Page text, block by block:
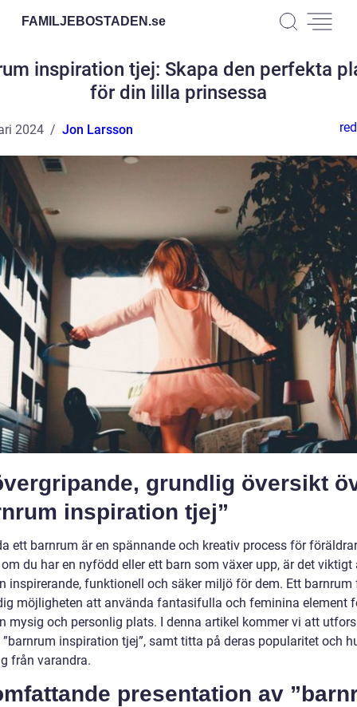
FAMILJEBOSTADEN.se
inspiration tjej: Skapa den perfekta
för din lilla prinsessa
2024 Jon Larsson
grundlig översikt
inspiration tjej”
ett barnrum är en spännande och kreativ process för
du har en nyfödd eller ett barn som växer upp, är det viktigt
inspirerande, funktionell och säker miljö för dem. Ett barnrum
möjligheten att använda fantasifulla och feminina element
mysig och personlig plats. I denna artikel kommer vi att
”barnrum inspiration tjej”, samt titta på deras popularitet och
från varandra.
presentation av